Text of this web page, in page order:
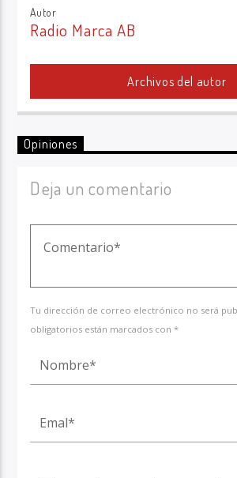
Autor
Radio Marca AB
Archivos del autor
Opiniones
Deja un comentario
Tu dirección de correo electrónico no será
obligatorios están marcados con *